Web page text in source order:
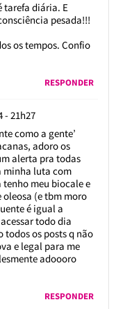
tarefa diária. E
pesada!!!
os tempos. Confio
RESPONDER
- 21h27
como a gente’
adoro os
alerta pra todas
minha luta com
meu biocale e
(e tbm moro
é igual a
todo dia
todos os posts q não
e legal para me
adoooro
RESPONDER